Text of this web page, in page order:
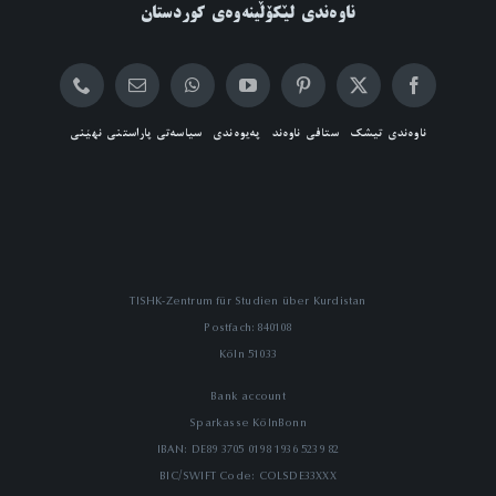
ناوەندی لێکۆڵینەوەی کوردستان
ناوەندی تیشک ستافی ناوەند پەیوەندی سیاسەتی پاراستنی نهێنی
TISHK-Zentrum für Studien über Kurdistan
Postfach: 840108
51033 Köln
Bank account
Sparkasse KölnBonn
IBAN: DE89 3705 0198 1936 5239 82
BIC/SWIFT Code: COLSDE33XXX